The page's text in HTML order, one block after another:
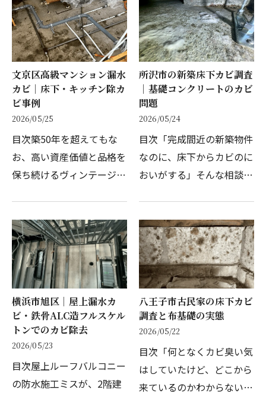
常に深刻な「クレーム問
題」へと発展します。施…
だきました。東京都世田谷
区野沢の築50年超ヴィ
ン…
文京区高級マンション漏水
カビ｜床下・キッチン除カ
ビ事例
2026/05/25
目次築50年を超えてもな
お、高い資産価値と品格を
保ち続けるヴィンテージマ
造、丁寧に管理された共用
部、そして長く住み続ける
住民たちが積み上げてき
た…
所沢市の新築床下カビ調査
｜基礎コンクリートのカビ
問題
2026/05/24
目次「完成間近の新築物件
なのに、床下からカビのに
おいがする」そんな相談
建設中の2階建て戸建住
宅。引き渡しを目前に控え
た状態で、現場担当者がふ
と…
横浜市旭区｜屋上漏水カ
ビ・鉄骨ALC造フルスケル
トンでのカビ除去
2026/05/23
目次屋上ルーフバルコニー
の防水施工ミスが、2階建
八王子市古民家の床下カビ
調査と布基礎の実態
2026/05/22
目次「何となくカビ臭い気
はしていたけど、どこから
来ているのかわからない」